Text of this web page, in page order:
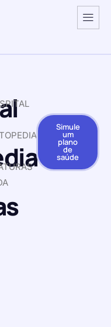
Simule
um
plano
de
saúde